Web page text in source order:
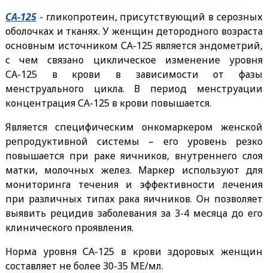
СА-125- гликопротеин, присутствующий в серозных
оболочках и тканях. У женщин детородного возраста
основным источником СА-125 является эндометрий,
с чем связано циклическое изменение уровня
СА-125 в крови в зависимости от фазы
менструального цикла. В период менструации
концентрация СА-125 в крови повышается.
Является специфическим онкомаркером женской
репродуктивной системы – его уровень резко
повышается при раке яичников, внутреннего слоя
матки, молочных желез. Маркер используют для
мониторинга течения и эффективности лечения
при различных типах рака яичников. Он позволяет
выявить рецидив заболевания за 3-4 месяца до его
клинического проявления.
Норма уровня СА-125 в крови здоровых женщин
составляет не более 30-35 МЕ/мл.